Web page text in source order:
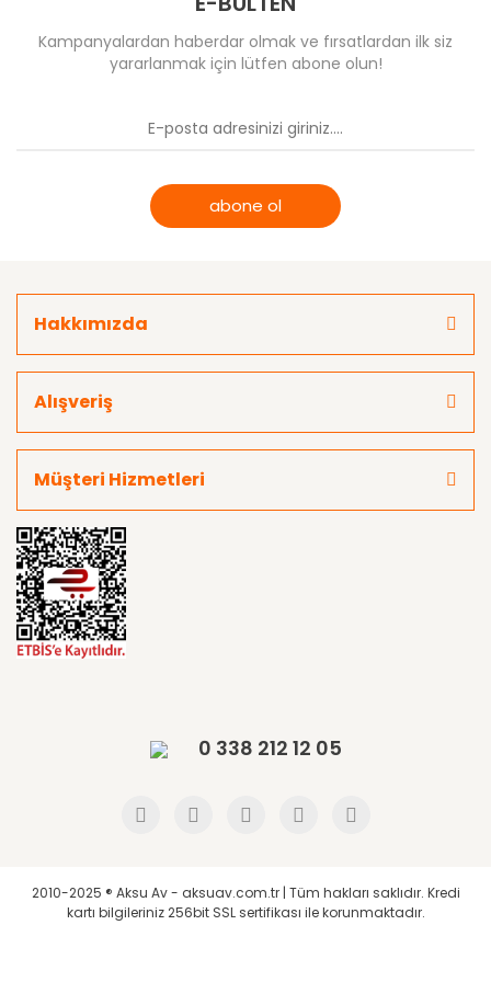
Kampanyalardan haberdar olmak ve fırsatlardan ilk siz
yararlanmak için lütfen abone olun!
abone ol
Hakkımızda
Alışveriş
Müşteri Hizmetleri
0 338 212 12 05
2010-2025 ® Aksu Av - aksuav.com.tr | Tüm hakları saklıdır. Kredi
kartı bilgileriniz 256bit SSL sertifikası ile korunmaktadır.